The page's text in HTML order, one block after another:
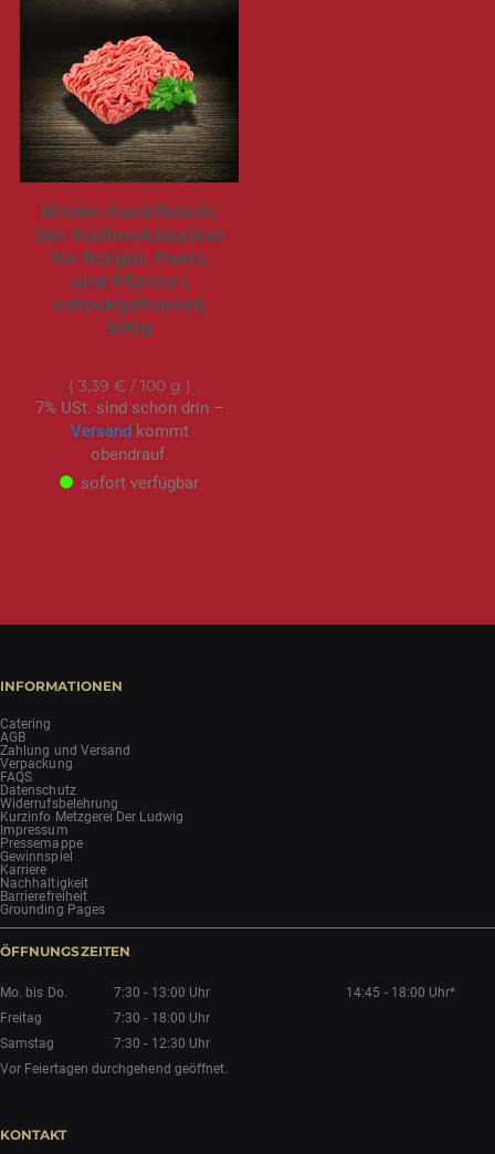
Rinder-Hackfleisch.
Der Küchenklassiker
für Burger, Pasta
und Pfanne |
schockgefrostet|
500g
3,39 €/ 100 g
7% USt. sind schon drin –
Versandkommt
obendrauf.
sofort verfügbar
INFORMATIONEN
Catering
AGB
Zahlung und Versand
Verpackung
FAQS
Datenschutz
Widerrufsbelehrung
Kurzinfo Metzgerei Der Ludwig
Impressum
Pressemappe
Gewinnspiel
Karriere
Nachhaltigkeit
Barrierefreiheit
Grounding Pages
ÖFFNUNGSZEITEN
Mo. bis Do. 7:30 - 13:00 Uhr
14:45 - 18:00 Uhr*
Freitag
7:30 - 18:00 Uhr
Samstag
7:30 - 12:30 Uhr
Vor Feiertagen durchgehend geöffnet.
KONTAKT